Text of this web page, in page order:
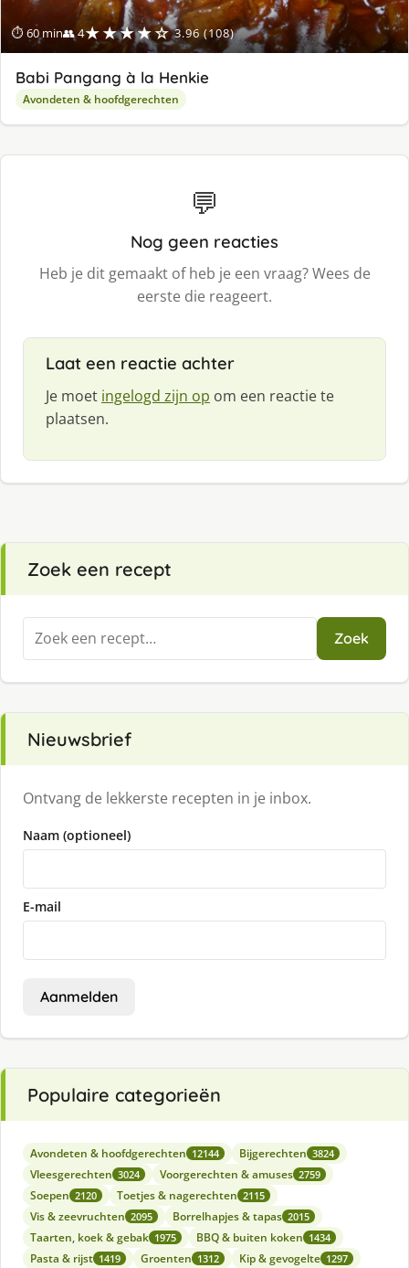
⏱ 60 min👥 4★★★★☆ 3.96 (108)
Babi Pangang à la Henkie
Avondeten & hoofdgerechten
💬
Nog geen reacties
Heb je dit gemaakt of heb je een vraag? Wees de
eerste die reageert.
Laat een reactie achter
Je moet ingelogd zijn op om een reactie te
plaatsen.
Zoek een recept
Zoeken
naar:
Zoek
Nieuwsbrief
Ontvang de lekkerste recepten in je inbox.
Naam (optioneel)
E-mail
Aanmelden
Populaire categorieën
Avondeten & hoofdgerechten 12144 Bijgerechten 3824
Vleesgerechten 3024 Voorgerechten & amuses 2759
Soepen 2120 Toetjes & nagerechten 2115
Vis & zeevruchten 2095 Borrelhapjes & tapas 2015
Taarten, koek & gebak 1975 BBQ & buiten koken 1434
Pasta & rijst 1419 Groenten 1312 Kip & gevogelte 1297